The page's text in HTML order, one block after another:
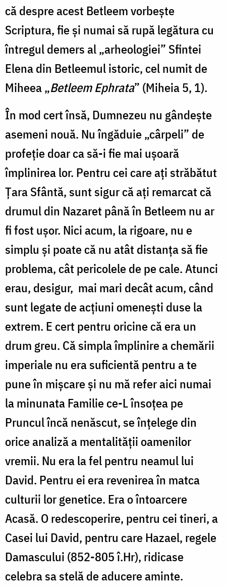
că despre acest Betleem vorbește
Scriptura, fie și numai să rupă legătura cu
întregul demers al „arheologiei” Sfintei
Elena din Betleemul istoric, cel numit de
Miheea „Betleem Ephrata” (Miheia 5, 1).
În mod cert însă, Dumnezeu nu gândește
asemeni nouă. Nu îngăduie „cârpeli” de
profeție doar ca să-i fie mai ușoară
împlinirea lor. Pentru cei care ați străbătut
Țara Sfântă, sunt sigur că ați remarcat că
drumul din Nazaret până în Betleem nu ar
fi fost ușor. Nici acum, la rigoare, nu e
simplu și poate că nu atât distanța să fie
problema, cât pericolele de pe cale. Atunci
erau, desigur, mai mari decât acum, când
sunt legate de acțiuni omenești duse la
extrem. E cert pentru oricine că era un
drum greu. Că simpla împlinire a chemării
imperiale nu era suficientă pentru a te
pune în mișcare și nu mă refer aici numai
la minunata Familie ce-L însoțea pe
Pruncul încă nenăscut, se înțelege din
orice analiză a mentalității oamenilor
vremii. Nu era la fel pentru neamul lui
David. Pentru ei era revenirea în matca
culturii lor genetice. Era o întoarcere
Acasă. O redescoperire, pentru cei tineri, a
Casei lui David, pentru care Hazael, regele
Damascului (852-805 î.Hr), ridicase
celebra sa stelă de aducere aminte.